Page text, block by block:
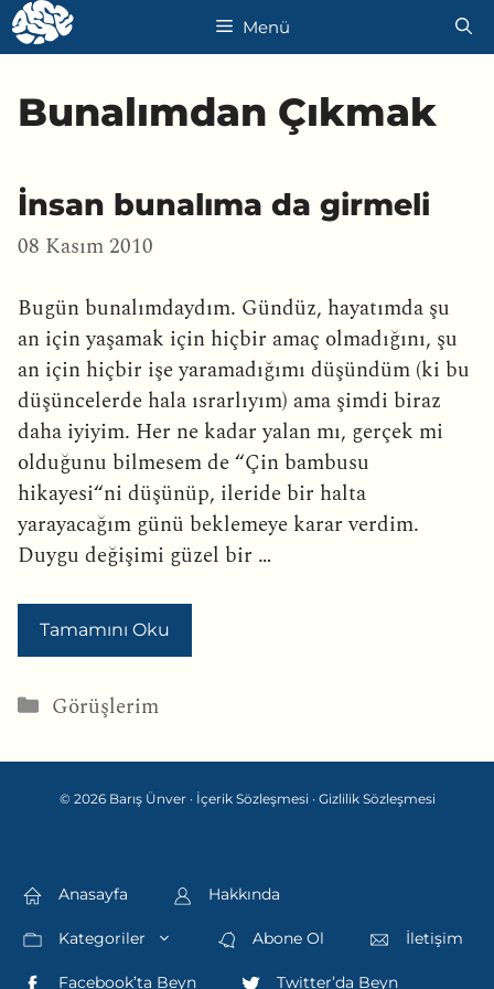
İçeriğe
atla
Menü
Bunalımdan Çıkmak
İnsan bunalıma da girmeli
08 Kasım 2010
Bugün bunalımdaydım. Gündüz, hayatımda şu
an için yaşamak için hiçbir amaç olmadığını, şu
an için hiçbir işe yaramadığımı düşündüm (ki bu
düşüncelerde hala ısrarlıyım) ama şimdi biraz
daha iyiyim. Her ne kadar yalan mı, gerçek mi
olduğunu bilmesem de “Çin bambusu
hikayesi“ni düşünüp, ileride bir halta
yarayacağım günü beklemeye karar verdim.
Duygu değişimi güzel bir …
Tamamını Oku
Kategoriler
Görüşlerim
© 2026 Barış Ünver · İçerik Sözleşmesi · Gizlilik Sözleşmesi
Anasayfa Hakkında
Kategoriler Abone Ol İletişim
Facebook’ta Beyn Twitter’da Beyn